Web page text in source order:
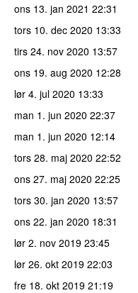
ons 13. jan 2021 22:31
tors 10. dec 2020 13:33
tirs 24. nov 2020 13:57
ons 19. aug 2020 12:28
lør 4. jul 2020 13:33
man 1. jun 2020 22:37
man 1. jun 2020 12:14
tors 28. maj 2020 22:52
ons 27. maj 2020 22:25
tors 30. jan 2020 13:57
ons 22. jan 2020 18:31
lør 2. nov 2019 23:45
lør 26. okt 2019 22:03
fre 18. okt 2019 21:19